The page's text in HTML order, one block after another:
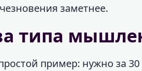
заметнее.
типа
пример: нужно за